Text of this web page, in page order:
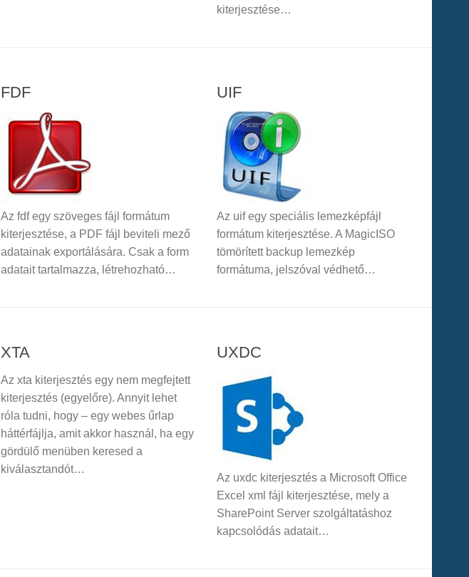
kiterjesztése…
FDF
Az fdf egy szöveges fájl formátum
kiterjesztése, a PDF fájl beviteli mező
adatainak exportálására. Csak a form
adatait tartalmazza, létrehozható…
UIF
Az uif egy speciális lemezképfájl
formátum kiterjesztése. A MagicISO
tömörített backup lemezkép
formátuma, jelszóval védhető…
XTA
Az xta kiterjesztés egy nem megfejtett
kiterjesztés (egyelőre). Annyit lehet
róla tudni, hogy – egy webes űrlap
háttérfájlja, amit akkor használ, ha egy
gördülő menüben keresed a
kiválasztandót…
UXDC
Az uxdc kiterjesztés a Microsoft Office
Excel xml fájl kiterjesztése, mely a
SharePoint Server szolgáltatáshoz
kapcsolódás adatait…